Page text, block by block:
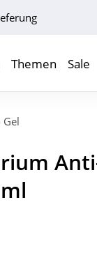
Themen Sale
Gel